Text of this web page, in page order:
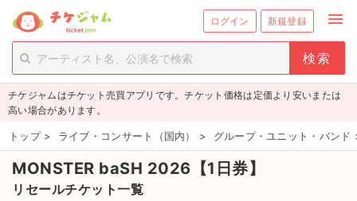
ログイン 新規登録 menu
person_add 新規会員登録
チケットを探す
新着チケット
値下げしたチケット
チケジャムはチケット売買アプリです。チケット価格は定価より安いまたは
高い場合があります。
トップ > ライブ・コンサート（国内） > グループ・ユニット・バンド
MONSTER baSH 2026【1日券】
リセールチケット一覧